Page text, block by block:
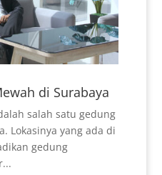
di Surabaya
salah satu gedung
Lokasinya yang ada di
gedung